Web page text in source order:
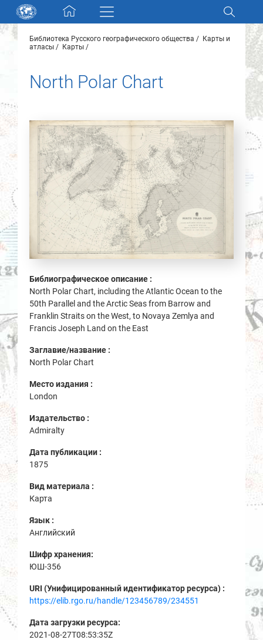
Skip navigation
Разделы и коллекции
Электронный каталог
Новости
О нас
Контакты
Партнеры
Библиотека Русского географического общества
Карты и
атласы
Карты
North Polar Chart
Библиографическое описание :
North Polar Chart, including the Atlantic Ocean to the
50th Parallel and the Arctic Seas from Barrow and
Franklin Straits on the West, to Novaya Zemlya and
Francis Joseph Land on the East
Заглавие/название :
North Polar Chart
Место издания :
London
Издательство :
Admiralty
Дата публикации :
1875
Вид материала :
Карта
Язык :
Английский
Шифр хранения:
ЮШ-356
URI (Унифицированный идентификатор ресурса) :
https://elib.rgo.ru/handle/123456789/234551
Дата загрузки ресурса:
2021-08-27T08:53:35Z